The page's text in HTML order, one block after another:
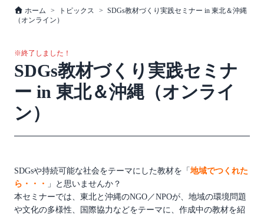
ホーム トピックス
SDGs教材づくり実践セミナー in 東北＆沖縄
（オンライン）
※終了しました！
SDGs教材づくり実践セミナ
ー in 東北＆沖縄（オンライ
ン）
SDGsや持続可能な社会をテーマにした教材を「地域でつくれた
ら・・・
」と思いませんか？
本セミナーでは、東北と沖縄のNGO／NPOが、地域の環境問題
や文化の多様性、国際協力などをテーマに、作成中の教材を紹